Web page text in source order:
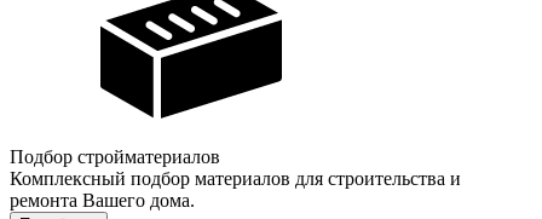
Подбор стройматериалов
Комплексный подбор материалов для строительства и
ремонта Вашего дома.